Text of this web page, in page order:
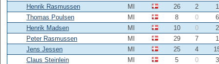
Henrik Rasmussen
MI 26 2
1
Thomas Poulsen
MI 8 0
6
Henrik Madsen
MI 10 0
2
Peter Rasmussen
MI 29 7
1
Jens Jessen
MI 25 4
Claus Steinlein
MI 5 0
3